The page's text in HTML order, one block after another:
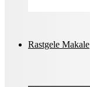
Rastgele Makale